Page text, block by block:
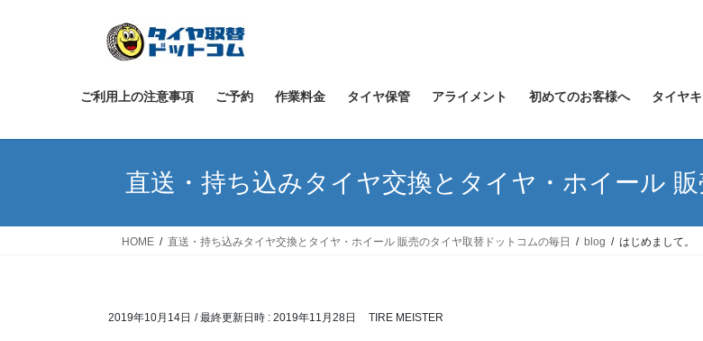
ス
ン
ご利用上の注意事項 ご予約 作業料金 タイヤ保管 アライメント 初めてのお客様へ タイヤ
直送・持ち込みタイヤ交換とタイヤ・ホイール
HOME 直送・持ち込みタイヤ交換とタイヤ・ホイール 販売のタイヤ取替ドットコムの毎日 blog はじめまして。
2019年10月14日 / 最終更新日時 : 2019年11月28日 TIRE MEISTER